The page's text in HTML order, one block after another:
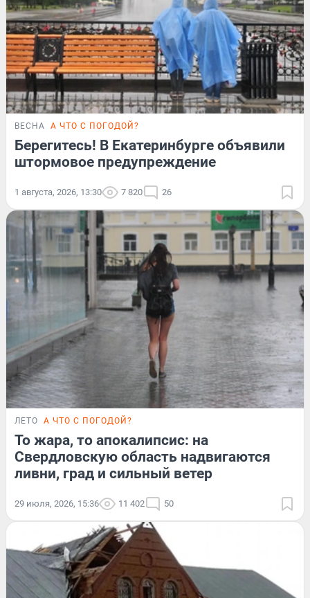
ВЕСНА А ЧТО С ПОГОДОЙ?
Берегитесь! В Екатеринбурге объявили
штормовое предупреждение
1 августа, 2026, 13:30 7 820 26
ЛЕТО А ЧТО С ПОГОДОЙ?
То жара, то апокалипсис: на
Свердловскую область надвигаются
ливни, град и сильный ветер
29 июля, 2026, 15:36 11 402 50